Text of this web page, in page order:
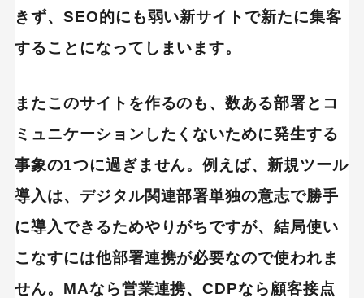
きず、SEO的にも弱い新サイトで新たに集客
することになってしまいます。
またこのサイトを作るのも、数ある部署とコ
ミュニケーションしたくないために発生する
事象の1つに過ぎません。例えば、新規ツール
導入は、デジタル関連部署単独の意志で勝手
に導入できるためやりがちですが、結局使い
こなすには他部署連携が必要なので使われま
せん。MAなら営業連携、CDPなら顧客接点